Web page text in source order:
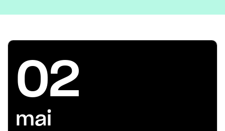
02
mai